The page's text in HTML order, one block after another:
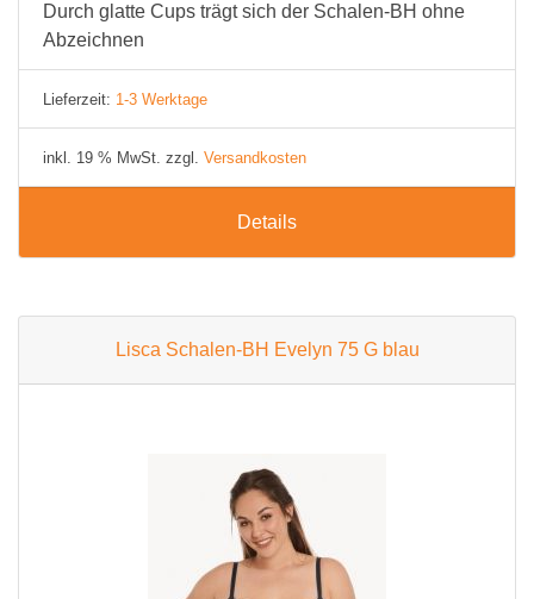
Durch glatte Cups trägt sich der Schalen-BH ohne
Abzeichnen
Lieferzeit: 1-3 Werktage
inkl. 19 % MwSt. zzgl. Versandkosten
Details
Lisca Schalen-BH Evelyn 75 G blau